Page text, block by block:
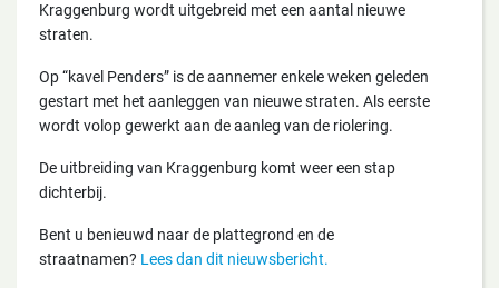
Kraggenburg wordt uitgebreid met een aantal nieuwe
straten.
Op “kavel Penders” is de aannemer enkele weken geleden
gestart met het aanleggen van nieuwe straten. Als eerste
wordt volop gewerkt aan de aanleg van de riolering.
De uitbreiding van Kraggenburg komt weer een stap
dichterbij.
Bent u benieuwd naar de plattegrond en de
straatnamen? Lees dan dit nieuwsbericht.